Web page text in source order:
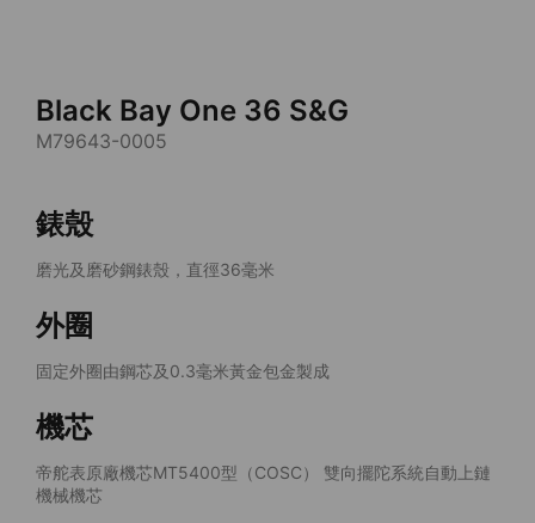
Black Bay One 36 S&G
M79643-0005
錶殼
磨光及磨砂鋼錶殼，直徑36毫米
外圈
固定外圈由鋼芯及0.3毫米黃金包金製成
機芯
帝舵表原廠機芯MT5400型（COSC） 雙向擺陀系統自動上鏈
機械機芯